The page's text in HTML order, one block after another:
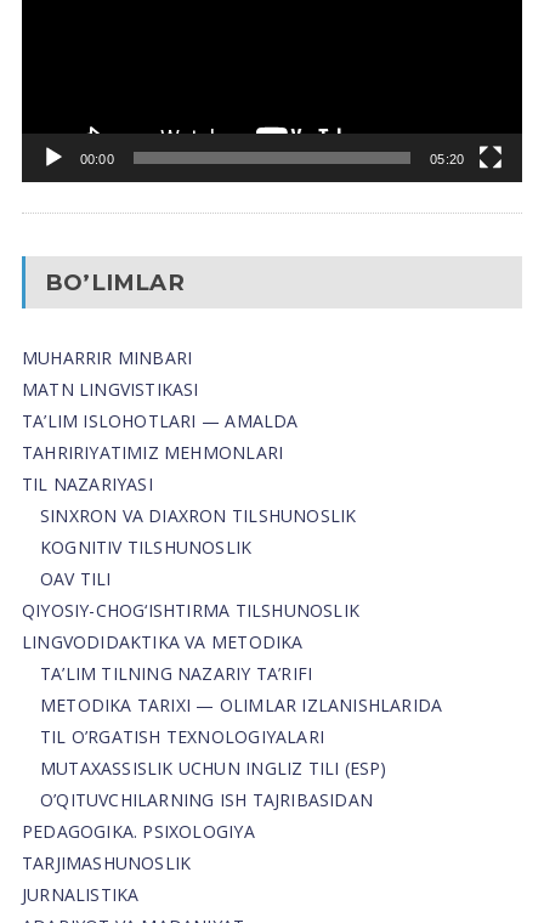
00:00 05:20
BO’LIMLAR
MUHARRIR MINBARI
MATN LINGVISTIKASI
TA’LIM ISLOHOTLARI — AMALDA
TAHRIRIYATIMIZ MEHMONLARI
TIL NAZARIYASI
SINXRON VA DIAXRON TILSHUNOSLIK
KOGNITIV TILSHUNOSLIK
OAV TILI
QIYOSIY-CHOG‘ISHTIRMA TILSHUNOSLIK
LINGVODIDAKTIKA VA METODIKA
TA’LIM TILNING NAZARIY TA’RIFI
METODIKA TARIXI — OLIMLAR IZLANISHLARIDA
TIL O’RGATISH TEXNOLOGIYALARI
MUTAXASSISLIK UCHUN INGLIZ TILI (ESP)
O’QITUVCHILARNING ISH TAJRIBASIDAN
PEDAGOGIKA. PSIXOLOGIYA
TARJIMASHUNOSLIK
JURNALISTIKA